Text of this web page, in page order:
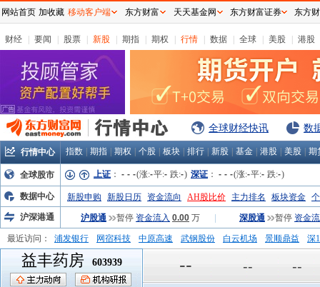
财经 要闻 股票 新股 期指 期权 行情 数据 全球 美股 港股
全球财经快讯 数
行情中心 指数 期指 期权 个股 板块 排行 新股 基金 港股 美股 期
全球股市 上证 ： - - -(涨:-平:- 跌:-) 深证 ： - - -(涨:-平:- 跌:-)
数据中心 新股申购 新股日历 资金流向 AH股比价 主力排名 板块资金
沪深港通
沪股通 暂停 资金流入 0.00 万 深股通 暂停 资金
最近访问： 浦发银行 网宿科技 中原高速 武钢股份 白云机场 景顺鼎益
深
弘业股份
富临运业
益丰药房 603939 -- -- --
网站首页 加收藏 移动客户端 东方财富 天天基金网 东方财富证券 东方